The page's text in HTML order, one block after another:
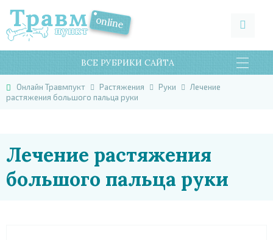
ВСЕ РУБРИКИ САЙТА
Онлайн Травмпукт Растяжения Руки
Лечение
растяжения большого пальца руки
Лечение растяжения
большого пальца руки